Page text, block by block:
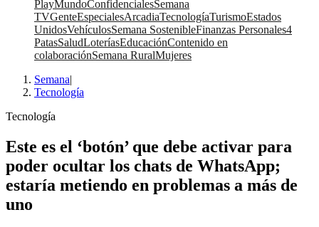
PlayMundoConfidencialesSemana
TVGenteEspecialesArcadiaTecnologíaTurismoEstados
UnidosVehículosSemana SostenibleFinanzas Personales4
PatasSaludLoteríasEducaciónContenido en
colaboraciónSemana RuralMujeres
Semana|
Tecnología
Tecnología
Este es el ‘botón’ que debe activar para
poder ocultar los chats de WhatsApp;
estaría metiendo en problemas a más de
uno